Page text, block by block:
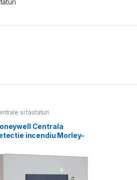
si tastaturi
Centrala
incendiu Morley-